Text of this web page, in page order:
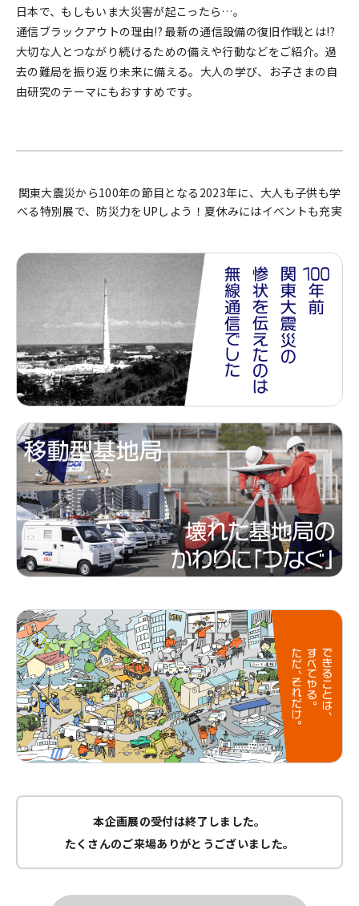
日本で、もしもいま大災害が起こったら…。
通信ブラックアウトの理由!? 最新の通信設備の復旧作戦とは!?
大切な人とつながり続けるための備えや行動などをご紹介。過
去の難局を振り返り未来に備える。大人の学び、お子さまの自
由研究のテーマにもおすすめです。
関東大震災から100年の節目となる2023年に、大人も子供も学
べる特別展で、防災力をUPしよう！夏休みにはイベントも充実
本企画展の受付は終了しました。
たくさんのご来場ありがとうございました。